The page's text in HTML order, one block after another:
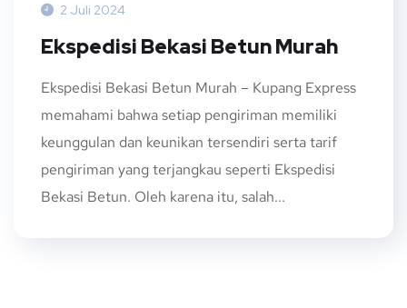
2 Juli 2024
Ekspedisi Bekasi Betun Murah
Ekspedisi Bekasi Betun Murah – Kupang Express
memahami bahwa setiap pengiriman memiliki
keunggulan dan keunikan tersendiri serta tarif
pengiriman yang terjangkau seperti Ekspedisi
Bekasi Betun. Oleh karena itu, salah...